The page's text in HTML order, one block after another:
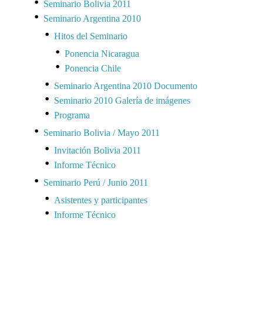
Seminario Bolivia 2011
Seminario Argentina 2010
Hitos del Seminario
Ponencia Nicaragua
Ponencia Chile
Seminario Argentina 2010 Documento
Seminario 2010 Galería de imágenes
Programa
Seminario Bolivia / Mayo 2011
Invitación Bolivia 2011
Informe Técnico
Seminario Perú / Junio 2011
Asistentes y participantes
Informe Técnico